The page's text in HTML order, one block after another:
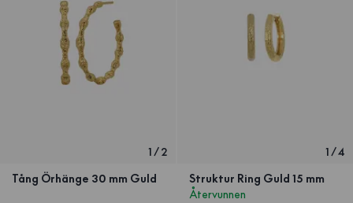
1/2
Tång Örhänge 30 mm Guld
1/4
Struktur Ring Guld 15 mm
Återvunnen